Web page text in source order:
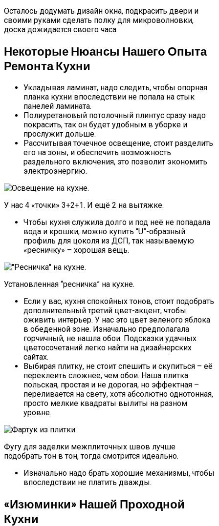
Осталось додумать дизайн окна, подкрасить двери и
своими руками сделать полку для микроволновки,
доска дожидается своего часа.
Некоторые Нюансы Нашего Опыта
Ремонта Кухни
Укладывая ламинат, надо следить, чтобы опорная
планка кухни впоследствии не попала на стык
панелей ламината.
Полиуретановый потолочный плинтус сразу надо
покрасить, так он будет удобным в уборке и
прослужит дольше.
Рассчитывая точечное освещение, стоит разделить
его на зоны, и обеспечить возможность
раздельного включения, это позволит экономить
электроэнергию.
У нас 4 «точки» 3+2+1. И ещё 2 на вытяжке.
Чтобы кухня служила долго и под неё не попадала
вода и крошки, можно купить “U”-образный
профиль для цоколя из ДСП, так называемую
«ресничку» – хорошая вещь.
Установленная “ресничка” на кухне.
Если у вас, кухня спокойных тонов, стоит подобрать
дополнительный третий цвет-акцент, чтобы
оживить интерьер. У нас это цвет зелёного яблока
в обеденной зоне. Изначально предполагала
горчичный, не нашла обои. Подсказки удачных
цветосочетаний легко найти на дизайнерских
сайтах.
Выбирая плитку, не стоит спешить и скупиться – её
переклеить сложнее, чем обои. Наша плитка
польская, простая и не дорогая, но эффектная –
переливается на свету, хотя абсолютно однотонная,
просто мелкие квадраты вылиты на разном
уровне.
Фугу для заделки межплиточных швов лучше
подобрать тон в тон, тогда смотрится идеально.
Изначально надо брать хорошие механизмы, чтобы
впоследствии не платить дважды.
«Изюминки» Нашей Проходной
Кухни